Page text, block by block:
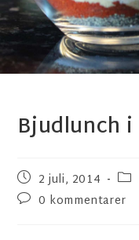
Bjudlunch
2 juli, 2014
0 kommentarer